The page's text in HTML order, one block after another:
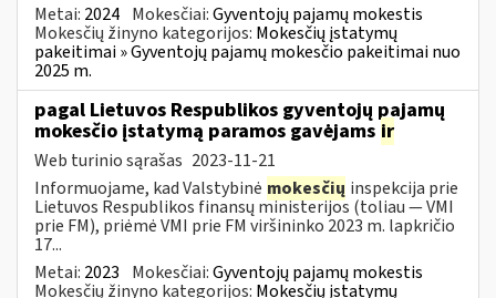
Metai: 2024 Mokesčiai:Gyventojų pajamų mokestis
Mokesčių žinyno kategorijos: Mokesčių įstatymų
pakeitimai » Gyventojų pajamų mokesčio pakeitimai nuo
2025 m.
pagal Lietuvos Respublikos gyventojų pajamų
mokesčio įstatymą paramos gavėjams ir
Web turinio sąrašas 2023-11-21
Informuojame, kad Valstybinė mokesčių inspekcija prie
Lietuvos Respublikos finansų ministerijos (toliau — VMI
prie FM), priėmė VMI prie FM viršininko 2023 m. lapkričio
17...
Metai: 2023 Mokesčiai:Gyventojų pajamų mokestis
Mokesčių žinyno kategorijos: Mokesčių įstatymų